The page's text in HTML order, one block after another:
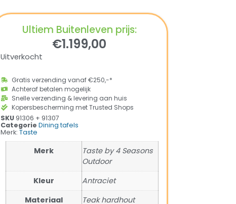
Ultiem Buitenleven prijs:
€1.199,00
Uitverkocht
Gratis verzending vanaf €250,-*
Achteraf betalen mogelijk
Snelle verzending & levering aan huis
Kopersbescherming met Trusted Shops
SKU91306 + 91307
Categorie Dining tafels
Merk: Taste
Merk
Taste by 4 Seasons
Outdoor
Kleur
Antraciet
Materiaal
Teak hardhout